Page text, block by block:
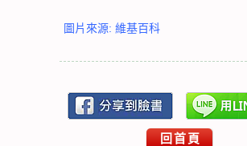
圖片來源: 維基百科
回首頁